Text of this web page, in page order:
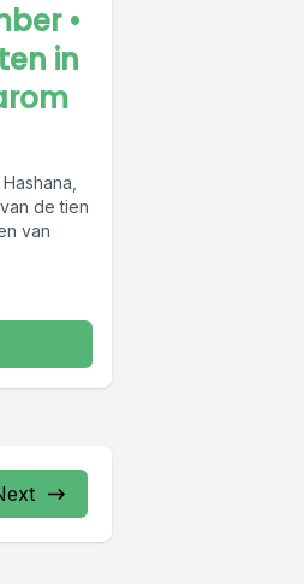
•
in
de tien
van